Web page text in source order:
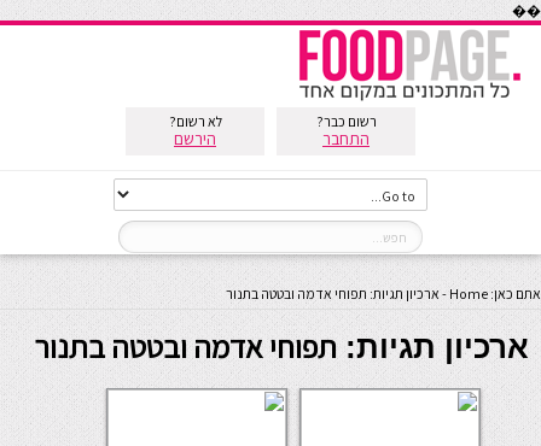
��
רשום כבר?
התחבר
לא רשום?
הירשם
אתם כאן: Home
- ארכיון תגיות: תפוחי אדמה ובטטה בתנור
ארכיון תגיות: תפוחי אדמה ובטטה בתנור